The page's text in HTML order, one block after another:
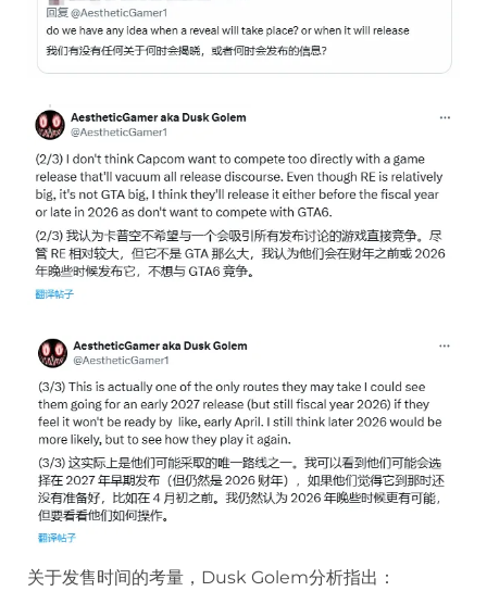
关于发售时间的考量，Dusk Golem分析指出：